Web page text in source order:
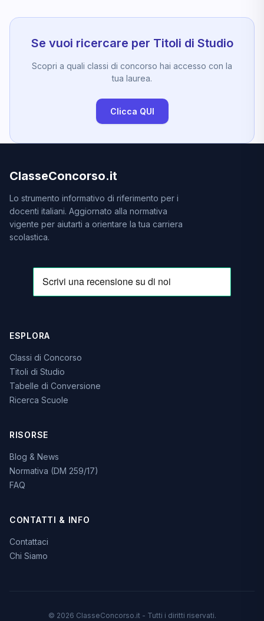
Se vuoi ricercare per Titoli di Studio
Scopri a quali classi di concorso hai accesso con la
tua laurea.
Clicca QUI
ClasseConcorso.it
Lo strumento informativo di riferimento per i
docenti italiani. Aggiornato alla normativa
vigente per aiutarti a orientare la tua carriera
scolastica.
ESPLORA
Classi di Concorso
Titoli di Studio
Tabelle di Conversione
Ricerca Scuole
RISORSE
Blog & News
Normativa (DM 259/17)
FAQ
CONTATTI & INFO
Contattaci
Chi Siamo
© 2026 ClasseConcorso.it - Tutti i diritti riservati.